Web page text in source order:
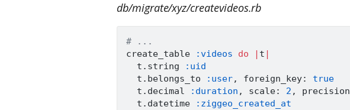
db/migrate/xyz/createvideos.rb
# ...
create_table
:videos do | t |
  t
. string
:uid
  t
. belongs_to :user, foreign_key:
true
  t
. decimal :duration , scale: 2 , precision
  t
. datetime
:ziggeo_created_at